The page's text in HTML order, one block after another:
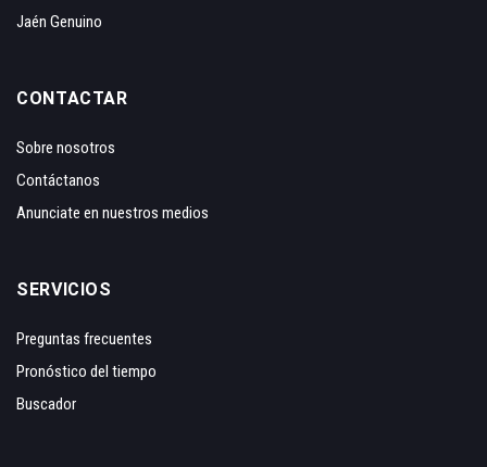
Jaén Genuino
CONTACTAR
Sobre nosotros
Contáctanos
Anunciate en nuestros medios
SERVICIOS
Preguntas frecuentes
Pronóstico del tiempo
Buscador